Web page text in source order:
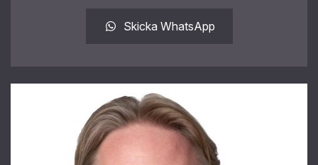
Skicka WhatsApp